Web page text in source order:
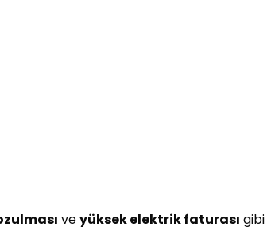
veyüksek elektrik faturası